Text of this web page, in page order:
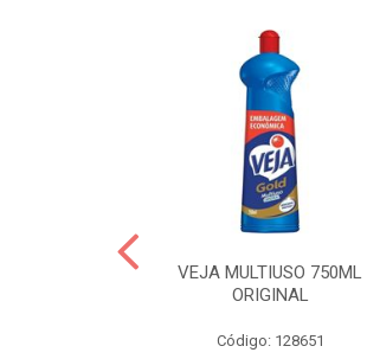
VEJA MULTIUSO 750ML
ORIGINAL
Código: 128651